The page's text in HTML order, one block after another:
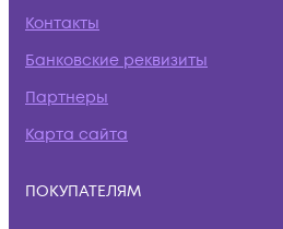
Контакты
Банковские реквизиты
Партнеры
Карта сайта
ПОКУПАТЕЛЯМ